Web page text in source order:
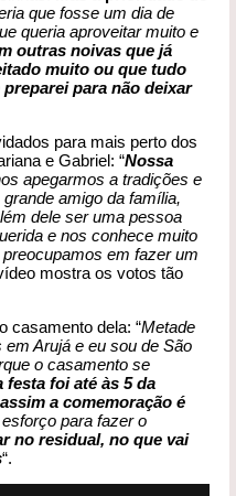
que fosse um dia de
queria aproveitar muito e
outras noivas que já
muito ou que tudo
para não deixar
para mais perto dos
e Gabriel: “Nossa
apegarmos a tradições e
amigo da família,
dele ser uma pessoa
e nos conhece muito
em fazer um
mostra os votos tão
casamento dela: “Metade
Arujá e eu sou de São
o casamento se
festa foi até às 5 da
a comemoração é
para fazer o
no residual, no que vai
“.